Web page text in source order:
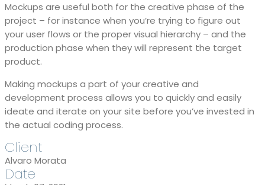
Mockups are useful both for the creative phase of the
project – for instance when you’re trying to figure out
your user flows or the proper visual hierarchy – and the
production phase when they will represent the target
product.
Making mockups a part of your creative and
development process allows you to quickly and easily
ideate and iterate on your site before you’ve invested in
the actual coding process.
Client
Alvaro Morata
Date